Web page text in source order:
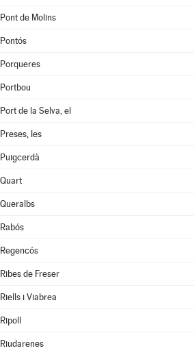
Pont de Molins
Pontós
Porqueres
Portbou
Port de la Selva, el
Preses, les
Puigcerdà
Quart
Queralbs
Rabós
Regencós
Ribes de Freser
Riells i Viabrea
Ripoll
Riudarenes